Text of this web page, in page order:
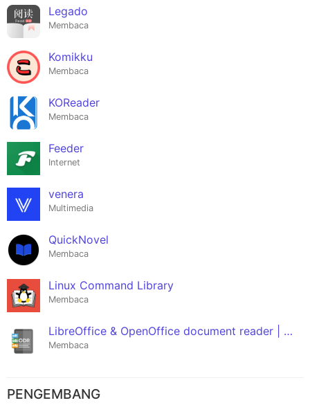
Legado
Membaca
Komikku
Membaca
KOReader
Membaca
Feeder
Internet
venera
Multimedia
QuickNovel
Membaca
Linux Command Library
Membaca
LibreOffice & OpenOffice document reader | ODF
Membaca
PENGEMBANG